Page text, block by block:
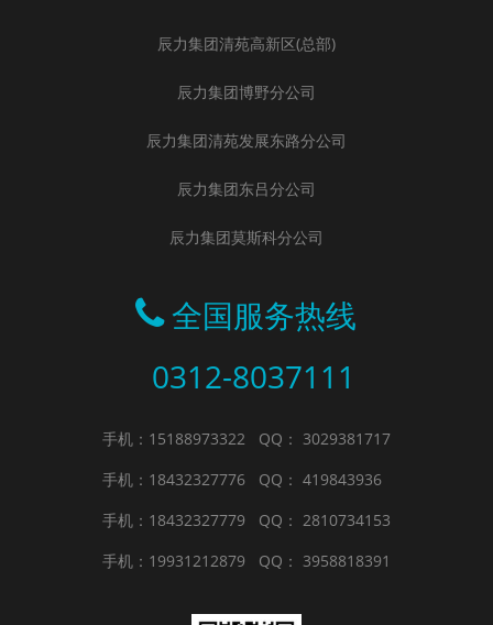
辰力集团清苑高新区(总部)
辰力集团博野分公司
辰力集团清苑发展东路分公司
辰力集团东吕分公司
辰力集团莫斯科分公司
全国服务热线
0312-8037111
手机：15188973322
QQ： 3029381717
手机：18432327776QQ： 419843936
手机：18432327779QQ： 2810734153
手机：19931212879
QQ： 3958818391